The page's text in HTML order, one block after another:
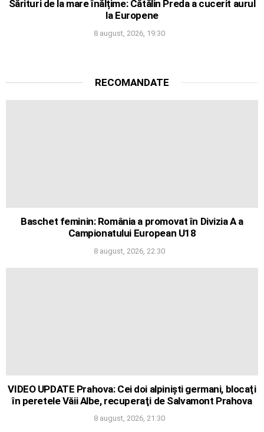
Sărituri de la mare înălțime: Cătălin Preda a cucerit aurul
la Europene
8 august, 2026, 19:30
RECOMANDATE
Baschet feminin: România a promovat în Divizia A a
Campionatului European U18
8 august, 2026, 22:30
VIDEO UPDATE Prahova: Cei doi alpinişti germani, blocaţi
în peretele Văii Albe, recuperaţi de Salvamont Prahova
8 august, 2026, 21:30